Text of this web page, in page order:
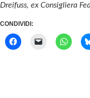
Dreifuss, ex Consigliera
CONDIVIDI: